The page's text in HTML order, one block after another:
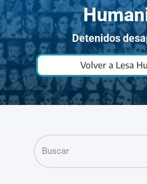
Detenidos
Volver a Lesa